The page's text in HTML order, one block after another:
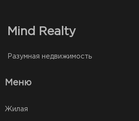
Mind Realty
Разумная недвижимость
Меню
Жилая